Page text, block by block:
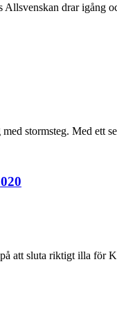
Allsvenskan drar igång
stormsteg. Med ett
att sluta riktigt illa för